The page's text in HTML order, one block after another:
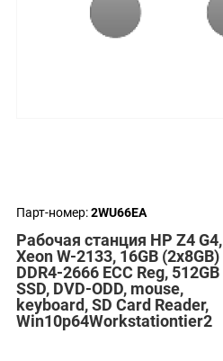
Парт-номер:2WU66EA
Рабочая станция HP Z4 G4,
Xeon W-2133, 16GB (2x8GB)
DDR4-2666 ECC Reg, 512GB
SSD, DVD-ODD, mouse,
keyboard, SD Card Reader,
Win10p64Workstationtier2